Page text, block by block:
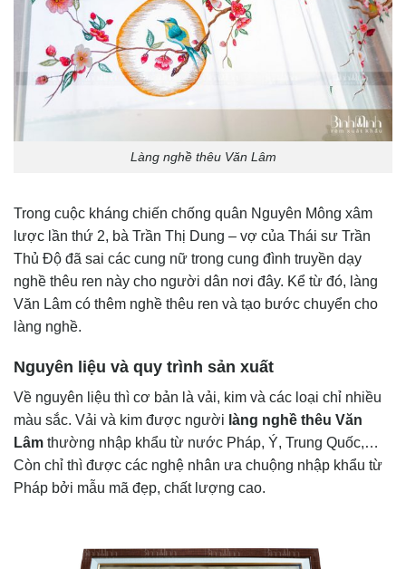
Làng nghề thêu Văn Lâm
Trong cuộc kháng chiến chống quân Nguyên Mông xâm
lược lần thứ 2, bà Trần Thị Dung – vợ của Thái sư Trần
Thủ Độ đã sai các cung nữ trong cung đình truyền dạy
nghề thêu ren này cho người dân nơi đây. Kể từ đó, làng
Văn Lâm có thêm nghề thêu ren và tạo bước chuyển cho
làng nghề.
Nguyên liệu và quy trình sản xuất
Về nguyên liệu thì cơ bản là vải, kim và các loại chỉ nhiều
màu sắc. Vải và kim được người làng nghề thêu Văn
Lâm thường nhập khẩu từ nước Pháp, Ý, Trung Quốc,…
Còn chỉ thì được các nghệ nhân ưa chuộng nhập khẩu từ
Pháp bởi mẫu mã đẹp, chất lượng cao.